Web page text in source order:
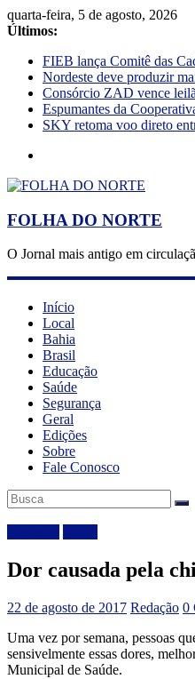
quarta-feira, 5 de agosto, 2026
Últimos:
FIEB lança Comitê das
Nordeste deve produzir
Consórcio ZAD vence
Espumantes da
SKY retoma voo direto
FOLHA DO NORTE
O Jornal mais antigo em
Início
Local
Bahia
Brasil
Educação
Saúde
Segurança
Geral
Edições
Sobre
Fale Conosco
Dor causada pela
22 de agosto de 2017 Redação 0
Uma vez por semana, pessoas
sensivelmente essas dores,
Municipal de Saúde.